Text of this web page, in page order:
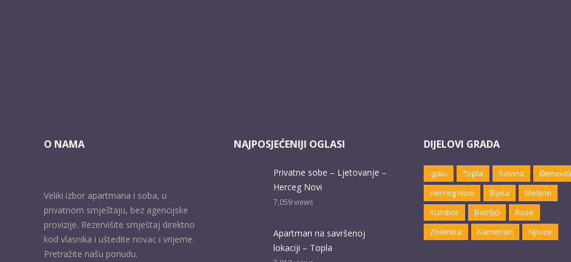
O NAMA
Veliki izbor apartmana i soba, u
privatnom smještaju, bez agencijske
provizije. Rezervišite smještaj direktno
kod vlasnika i uštedite novac i vrijeme.
Pretražite našu ponudu.
NAJPOSJEĆENIJI OGLASI
Privatne sobe – Ljetovanje –
Herceg Novi
7,059views
Apartman na savršenoj
lokaciji – Topla
DIJELOVI GRADA
Igalo Topla Savina
Đenovići
Herceg Novi
Bijela
Meljine
Kumbor
Baošići
Rose
Zelenika
Kamenari Njivice